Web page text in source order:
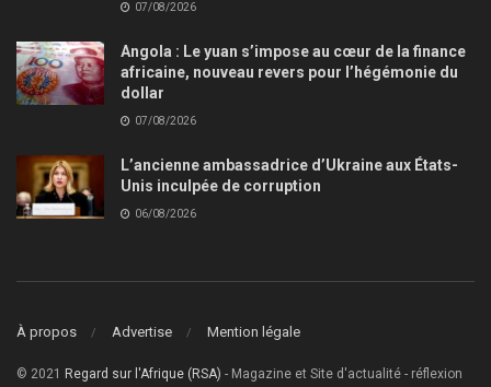
07/08/2026
Angola : Le yuan s’impose au cœur de la finance
africaine, nouveau revers pour l’hégémonie du
dollar
07/08/2026
L’ancienne ambassadrice d’Ukraine aux États-
Unis inculpée de corruption
06/08/2026
À propos Advertise Mention légale
© 2021 Regard sur l'Afrique (RSA) - Magazine et Site d'actualité - réflexion